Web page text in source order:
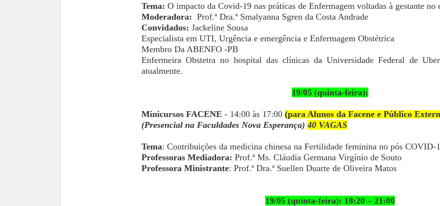
Tema: O impacto da Covid-19 nas práticas de Enfermagem voltadas à gestante no
Moderadora: Prof.ª Dra.ª Smalyanna Sgren da Costa Andrade
Convidados: Jackeline Sousa
Especialista em UTI, Urgência e emergência e Enfermagem Obstétrica
Membro Da ABENFO -PB
Enfermeira Obstetra no hospital das clínicas da Universidade Federal de
atualmente.
19/05 (quinta-feira):
Minicursos FACENE - 14:00 às 17:00 (para Alunos da Facene e Público
(Presencial na Faculdades Nova Esperança)40 VAGAS
Tema: Contribuições da medicina chinesa na Fertilidade feminina no pós COVID-
Professoras Mediadora: Prof.ª Ms. Cláudia Germana Virgínio de Souto
Professora Ministrante: Prof.ª Dra.ª Suellen Duarte de Oliveira Matos
19/05 (quinta-feira): 18:20 – 21:00